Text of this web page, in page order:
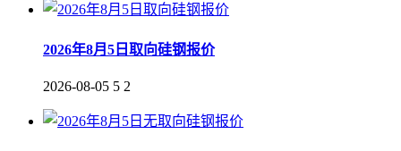
2026年8月5日取向硅钢报价
2026-08-05 5 2